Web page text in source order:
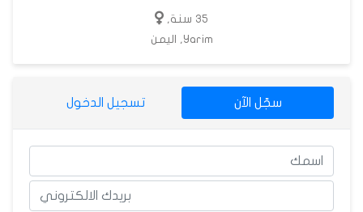
35 سنة,
Yarim, اليمن
سجّل الآن تسجيل الدخول